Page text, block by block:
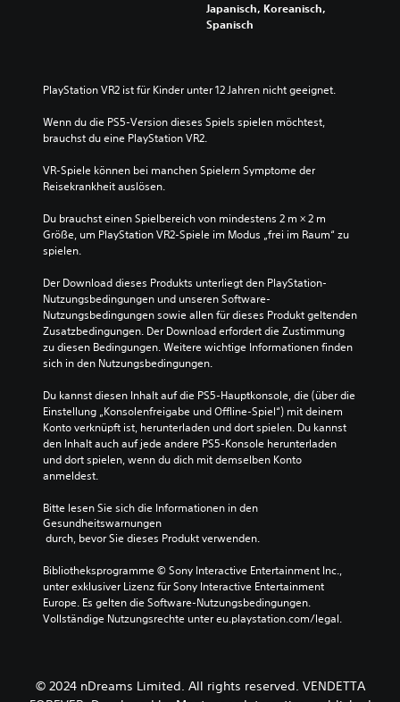
Japanisch, Koreanisch,
Spanisch
PlayStation VR2 ist für Kinder unter 12 Jahren nicht geeignet.
Wenn du die PS5-Version dieses Spiels spielen möchtest,
brauchst du eine PlayStation VR2.
VR-Spiele können bei manchen Spielern Symptome der
Reisekrankheit auslösen.
Du brauchst einen Spielbereich von mindestens 2 m × 2 m
Größe, um PlayStation VR2-Spiele im Modus „frei im Raum“ zu
spielen.
Der Download dieses Produkts unterliegt den PlayStation-
Nutzungsbedingungen und unseren Software-
Nutzungsbedingungen sowie allen für dieses Produkt geltenden
Zusatzbedingungen. Der Download erfordert die Zustimmung
zu diesen Bedingungen. Weitere wichtige Informationen finden
sich in den Nutzungsbedingungen.
Du kannst diesen Inhalt auf die PS5-Hauptkonsole, die (über die
Einstellung „Konsolenfreigabe und Offline-Spiel“) mit deinem
Konto verknüpft ist, herunterladen und dort spielen. Du kannst
den Inhalt auch auf jede andere PS5-Konsole herunterladen
und dort spielen, wenn du dich mit demselben Konto
anmeldest.
Bitte lesen Sie sich die Informationen in den
Gesundheitswarnungen
durch, bevor Sie dieses Produkt verwenden.
Bibliotheksprogramme © Sony Interactive Entertainment Inc.,
unter exklusiver Lizenz für Sony Interactive Entertainment
Europe. Es gelten die Software-Nutzungsbedingungen.
Vollständige Nutzungsrechte unter eu.playstation.com/legal.
© 2024 nDreams Limited. All rights reserved. VENDETTA